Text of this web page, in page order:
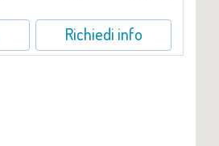
Richiedi info